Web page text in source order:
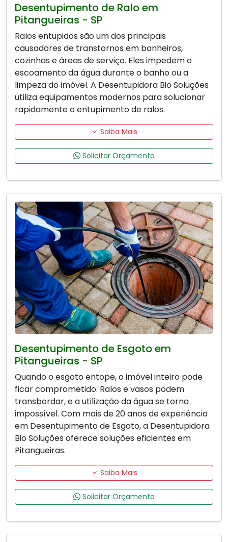
Desentupimento de Ralo em
Pitangueiras - SP
Ralos entupidos são um dos principais
causadores de transtornos em banheiros,
cozinhas e áreas de serviço. Eles impedem o
escoamento da água durante o banho ou a
limpeza do imóvel. A Desentupidora Bio Soluções
utiliza equipamentos modernos para solucionar
rapidamente o entupimento de ralos.
Saiba Mais
Solicitar Orçamento
Desentupimento de Esgoto em
Pitangueiras - SP
Quando o esgoto entope, o imóvel inteiro pode
ficar comprometido. Ralos e vasos podem
transbordar, e a utilização da água se torna
impossível. Com mais de 20 anos de experiência
em Desentupimento de Esgoto, a Desentupidora
Bio Soluções oferece soluções eficientes em
Pitangueiras.
Saiba Mais
Solicitar Orçamento